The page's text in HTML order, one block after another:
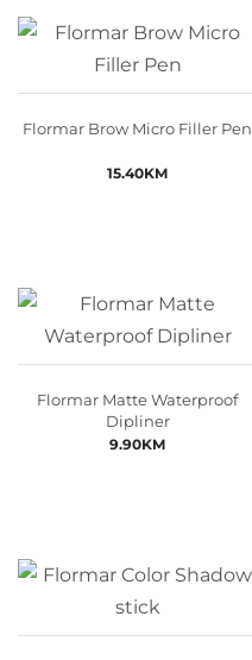
Flormar Brow Micro Filler Pen
15.40KM
Flormar Matte Waterproof
Dipliner
9.90KM